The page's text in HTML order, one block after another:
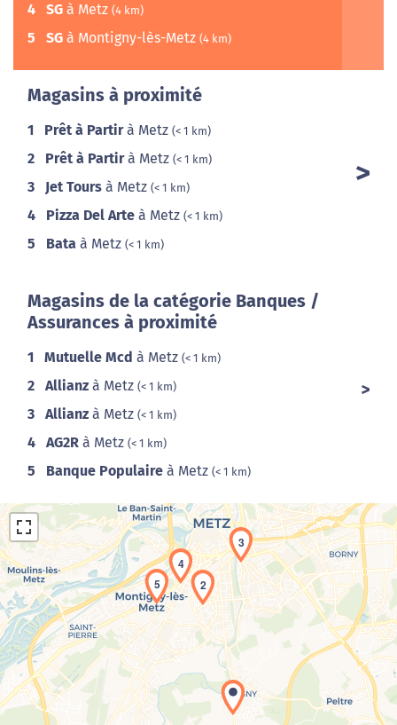
4 SG à Metz (4 km)
5 SG à Montigny-lès-Metz (4 km)
Magasins à proximité
1 Prêt à Partirà Metz (< 1 km)
2 Prêt à Partirà Metz (< 1 km)
3 Jet Tours à Metz (< 1 km)
4 Pizza Del Arte à Metz (< 1 km)
5 Bata à Metz (< 1 km)
Magasins de la catégorie Banques /
Assurances à proximité
1 Mutuelle Mcd à Metz (< 1 km)
2 Allianz à Metz (< 1 km)
3 Allianz à Metz (< 1 km)
4 AG2R à Metz (< 1 km)
5 Banque Populaire à Metz (< 1 km)
Chargement de la carte en cours...
2
3
4
5